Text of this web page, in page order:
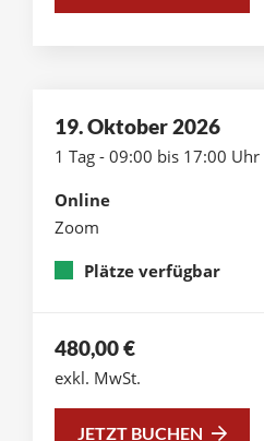
19. Oktober 2026
1 Tag - 09:00 bis 17:00 Uhr
Online
Zoom
Plätze verfügbar
480,00€
exkl. MwSt.
JETZT BUCHEN